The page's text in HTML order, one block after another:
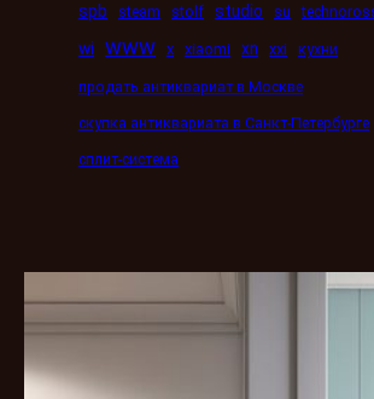
spb steam stolf studio su
wi www x xiaomi xn xxi кухни
продать антиквариат в Москве
скупка антиквариата в Санкт-Петербурге
сплит-система